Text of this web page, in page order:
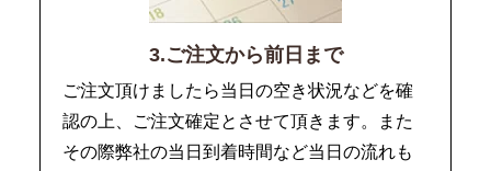
3.ご注文から前日まで
ご注文頂けましたら当日の空き状況などを確
認の上、ご注文確定とさせて頂きます。また
その際弊社の当日到着時間など当日の流れも